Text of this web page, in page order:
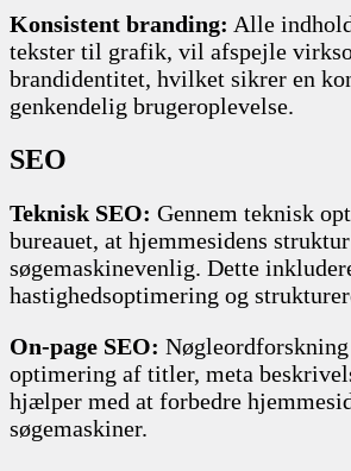
Konsistent branding: Alle
tekster til grafik, vil afspejle
brandidentitet, hvilket sikrer en
genkendelig brugeroplevelse.
SEO
Teknisk SEO: Gennem teknisk
bureauet, at hjemmesidens
søgemaskinevenlig. Dette
hastighedsoptimering og
On-page SEO:
optimering af titler, meta
hjælper med at forbedre
søgemaskiner.